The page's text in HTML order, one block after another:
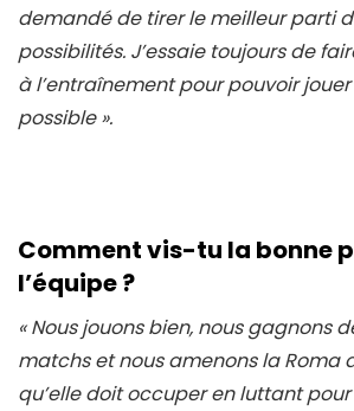
demandé de tirer le meilleur parti
possibilités. J’essaie toujours de
à l’entraînement pour pouvoir
possible ».
Comment vis-tu la bonne
l’équipe ?
« Nous jouons bien, nous gagnons
matchs et nous amenons la Roma
qu’elle doit occuper en luttant